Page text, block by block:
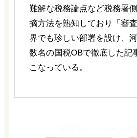
難解な税務論点など税務署
摘方法を熟知しており「審
界でも珍しい部署を設け、
数名の国税OBで徹底した記
こなっている。